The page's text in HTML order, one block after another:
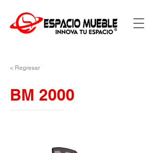
< Regresar
BM 2000